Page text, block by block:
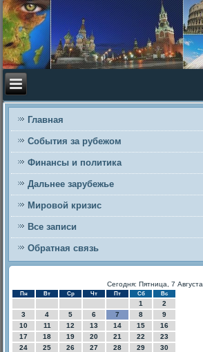
Главная
События за рубежом
Финансы и политика
Дальнее зарубежье
Мировой кризис
Все записи
Обратная связь
Сегодня: Пятница, 7 Августа
Пн Вт Ср Чт Пт Сб Вс
1
2
3
4 5 6 7 8
9
10
11 12 13 14 15
16
17
18 19 20 21 22
23
24
25 26 27 28 29
30